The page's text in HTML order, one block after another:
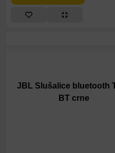
JBL Slušalice bluetooth
BT crne